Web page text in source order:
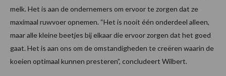
melk. Het is aan de ondernemers om ervoor te zorgen dat ze
maximaal ruwvoer opnemen. “Het is nooit één onderdeel alleen,
maar alle kleine beetjes bij elkaar die ervoor zorgen dat het goed
gaat. Het is aan ons om de omstandigheden te creëren waarin de
koeien optimaal kunnen presteren”, concludeert Wilbert.